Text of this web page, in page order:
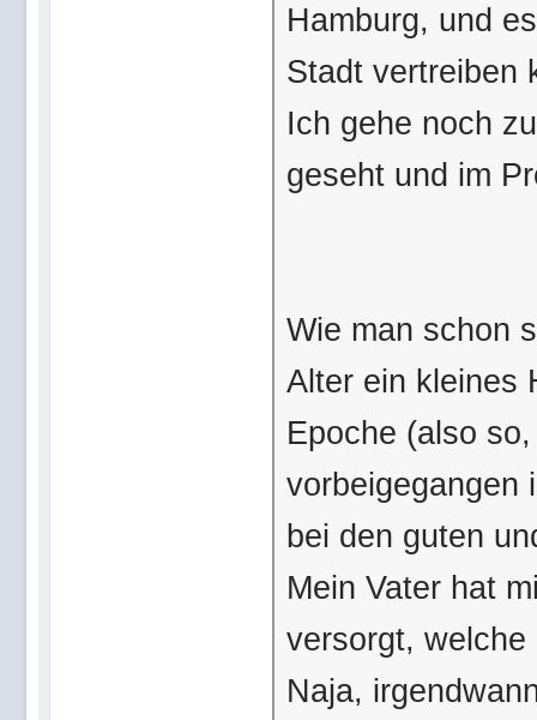
Hamburg, und
Stadt vertreiben
Ich gehe noch
geseht und im
Wie man schon
Alter ein kleines
Epoche (also
vorbeigegangen
bei den guten
Mein Vater hat
versorgt,
Naja,